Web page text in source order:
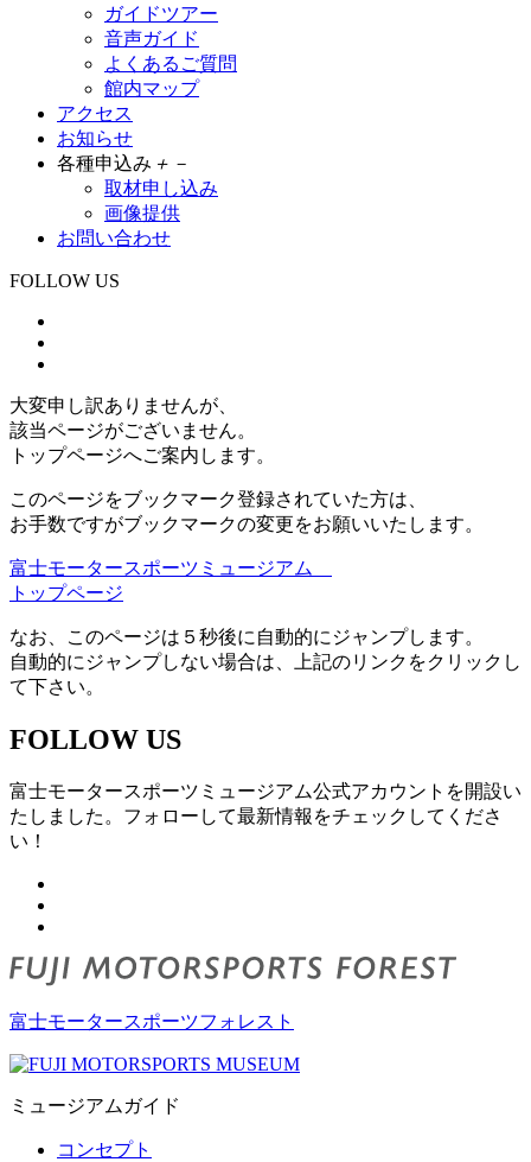
ガイドツアー
音声ガイド
よくあるご質問
館内マップ
アクセス
お知らせ
各種申込み ＋ －
取材申し込み
画像提供
お問い合わせ
FOLLOW US
大変申し訳ありませんが、
該当ページがございません。
トップページへご案内します。
このページをブックマーク登録されていた方は、
お手数ですがブックマークの変更をお願いいたします。
富士モータースポーツミュージアム
トップページ
なお、このページは５秒後に自動的にジャンプします。
自動的にジャンプしない場合は、上記のリンクをクリックし
て下さい。
FOLLOW US
富士モータースポーツミュージアム公式アカウントを開設い
たしました。フォローして最新情報をチェックしてくださ
い！
富士モータースポーツフォレスト
ミュージアムガイド
コンセプト